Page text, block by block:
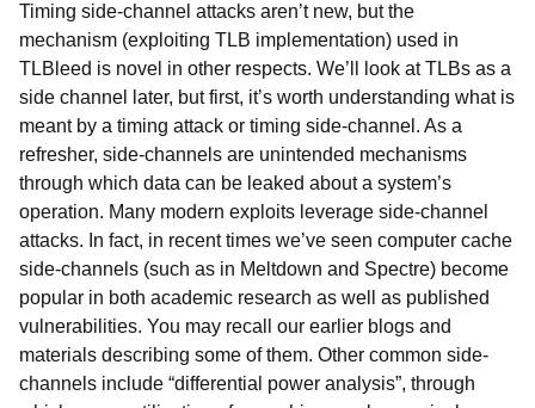
Timing side-channel attacks aren’t new, but the
mechanism (exploiting TLB implementation) used in
TLBleed is novel in other respects. We’ll look at TLBs as a
side channel later, but first, it’s worth understanding what is
meant by a timing attack or timing side-channel. As a
refresher, side-channels are unintended mechanisms
through which data can be leaked about a system’s
operation. Many modern exploits leverage side-channel
attacks. In fact, in recent times we’ve seen computer cache
side-channels (such as in Meltdown and Spectre) become
popular in both academic research as well as published
vulnerabilities. You may recall our earlier blogs and
materials describing some of them. Other common side-
channels include “differential power analysis”, through